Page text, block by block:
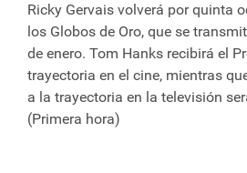
Ricky Gervais volverá por quinta
los Globos de Oro, que se
de enero. Tom Hanks recibirá el
trayectoria en el cine, mientras
a la trayectoria en la televisión
(Primera hora)